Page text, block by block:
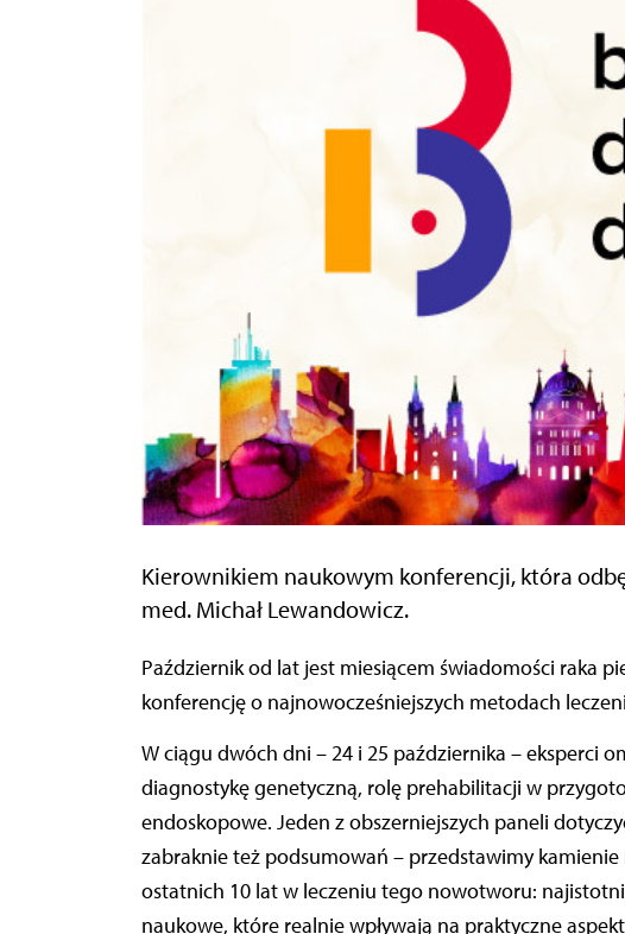
Kierownikiem naukowym konferencji, która
med. Michał Lewandowicz.
Październik od lat jest miesiącem świadomości raka piersi – nie ma zatem lepszego terminu na
konferencję o najnowocześniejszych metodach
W ciągu dwóch dni – 24 i 25 października – eksperci
diagnostykę genetyczną, rolę prehabilitacji w
endoskopowe. Jeden z obszerniejszych paneli
zabraknie też podsumowań – przedstawimy
ostatnich 10 lat w leczeniu tego nowotworu:
naukowe, które realnie wpływają na praktyczne